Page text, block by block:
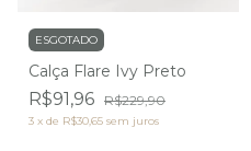
ESGOTADO
Calça Flare Ivy Preto
R$91,96 R$229,90
3 x de R$30,65 sem juros